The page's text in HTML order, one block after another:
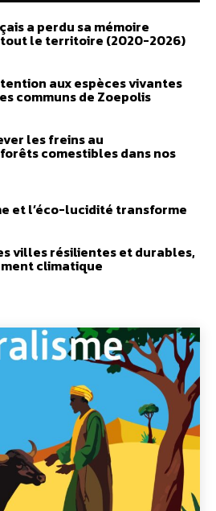
a perdu sa mémoire
le territoire (2020-2026)
aux espèces vivantes
communs de Zoepolis
les freins au
comestibles dans nos
et l’éco-lucidité transforme
villes résilientes et durables,
climatique